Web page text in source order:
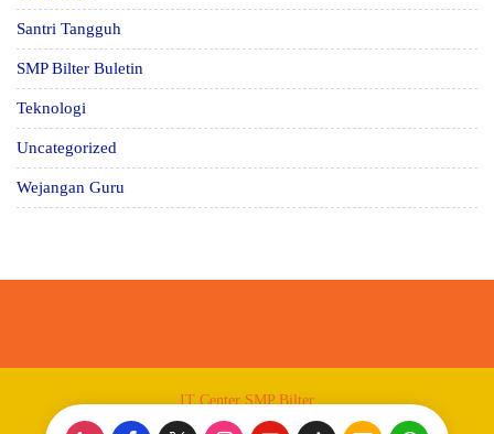
Santri Tangguh
SMP Bilter Buletin
Teknologi
Uncategorized
Wejangan Guru
IT Center SMP Bilter